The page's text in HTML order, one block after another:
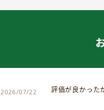
2026/07/22 評価が良かった